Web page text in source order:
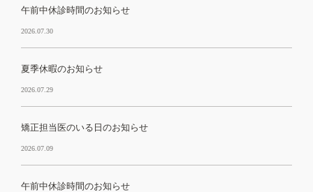
午前中休診時間のお知らせ
2026.07.30
夏季休暇のお知らせ
2026.07.29
矯正担当医のいる日のお知らせ
2026.07.09
午前中休診時間のお知らせ